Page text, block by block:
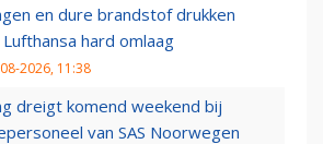
en dure brandstof drukken
hard omlaag
2026, 11:38
dreigt komend weekend bij
van SAS Noorwegen